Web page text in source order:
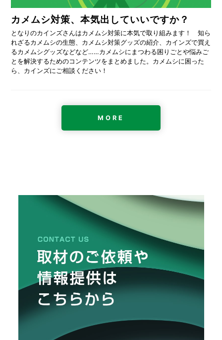
カメムシ対策、本気出していいですか？
となりのカインズさんはカメムシ対策に本気で取り組みます！ 知ら
れざるカメムシの生態、カメムシ対策グッズの紹介、カインズで買え
るカメムシグッズなどなど……カメムシにまつわる困りごとや悩みご
とを解決するためのコンテンツをまとめました。カメムシに困った
ら、カインズにご相談ください！
MORE